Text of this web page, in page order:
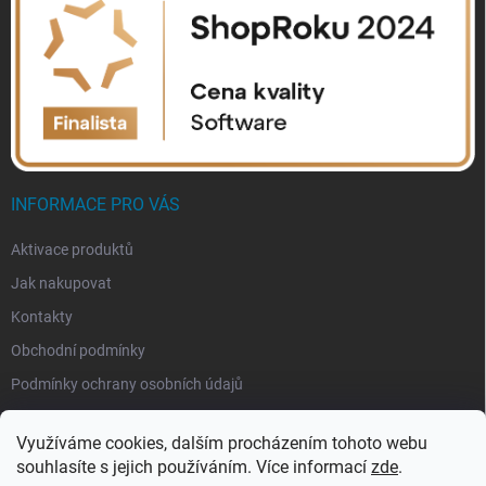
Využíváme cookies, dalším procházením tohoto webu
souhlasíte s jejich používáním. Více informací zde.
INFORMACE PRO VÁS
Aktivace produktů
Jak nakupovat
Kontakty
Obchodní podmínky
Podmínky ochrany osobních údajů